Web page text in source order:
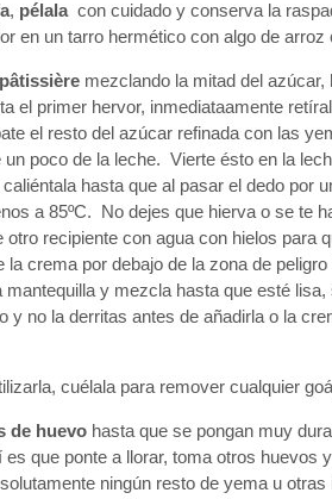
, pélalacon cuidado y conserva la
en un tarro hermético con algo de arroz
mezclando la mitad del
el primer hervor, inmediataamente
el resto del azúcar refinada con las
un poco de la leche. Vierte ésto en la
hasta que al pasar el dedo por
a 85ºC. No dejes que hierva o se te
otro recipiente con agua con hielos para
la crema por debajo de la zona de
mantequilla y mezcla hasta que esté
y no la derritas antes de añadirla o la
cuélala para remover cualquier
de huevo hasta que se pongan muy
es que ponte a llorar, toma otros
ningún resto de yema u